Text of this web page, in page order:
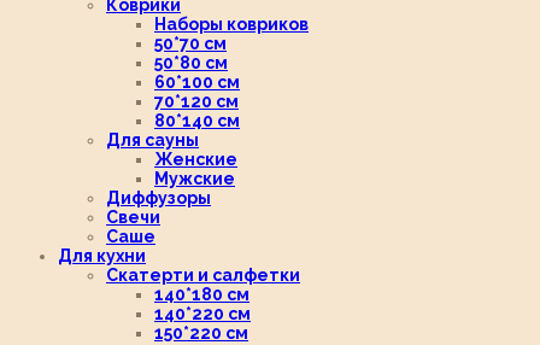
Коврики
Наборы ковриков
50*70 см
50*80 см
60*100 см
70*120 см
80*140 см
Для сауны
Женские
Мужские
Диффузоры
Свечи
Саше
Для кухни
Скатерти и салфетки
140*180 см
140*220 см
150*220 см